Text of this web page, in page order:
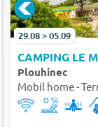
29.08 > 05.09
CAMPING LE
Plouhinec
Mobil home -